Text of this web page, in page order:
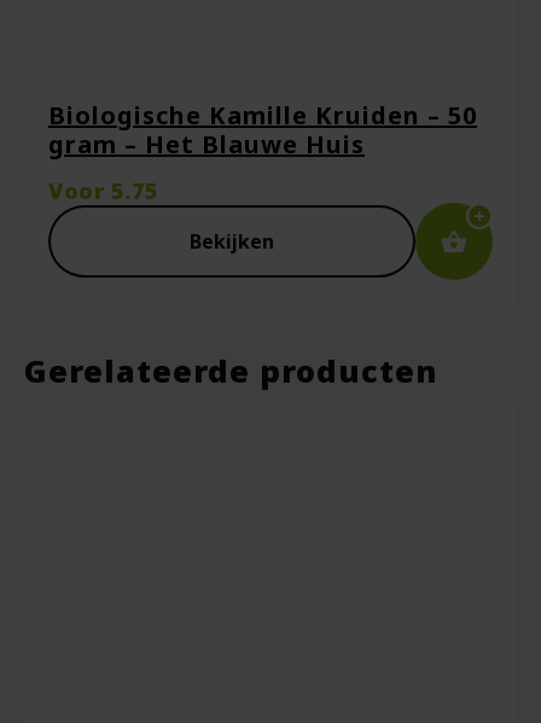
Naam*
Captcha *
Biologische Kamille Kruiden – 50
gram – Het Blauwe Huis
Voor 5.75
Bekijken
Gerelateerde producten